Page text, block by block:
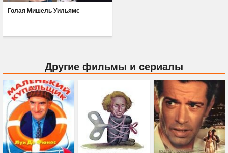
Голая Мишель Уильямс
Другие фильмы и сериалы